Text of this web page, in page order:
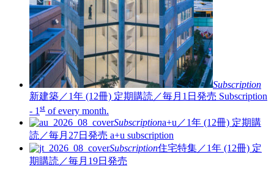
Subscription
新建築／1年 (12冊) 定期購読／毎月1日発売 Subscription
- 1 st of every month.
Subscriptiona+u／1年 (12冊) 定期購
読／毎月27日発売 a+u subscription
Subscription住宅特集／1年 (12冊) 定
期購読／毎月19日発売